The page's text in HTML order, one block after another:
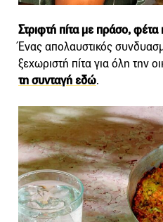
Στριφτή πίτα με πράσο, φέτα
Ένας απολαυστικός
ξεχωριστή πίτα για όλη την
τη συνταγή εδώ.